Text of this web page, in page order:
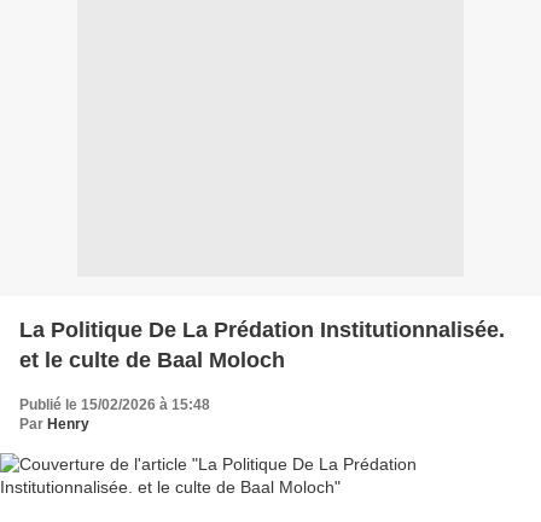
La Politique De La Prédation Institutionnalisée.
et le culte de Baal Moloch
Publié le 15/02/2026 à 15:48
Par Henry